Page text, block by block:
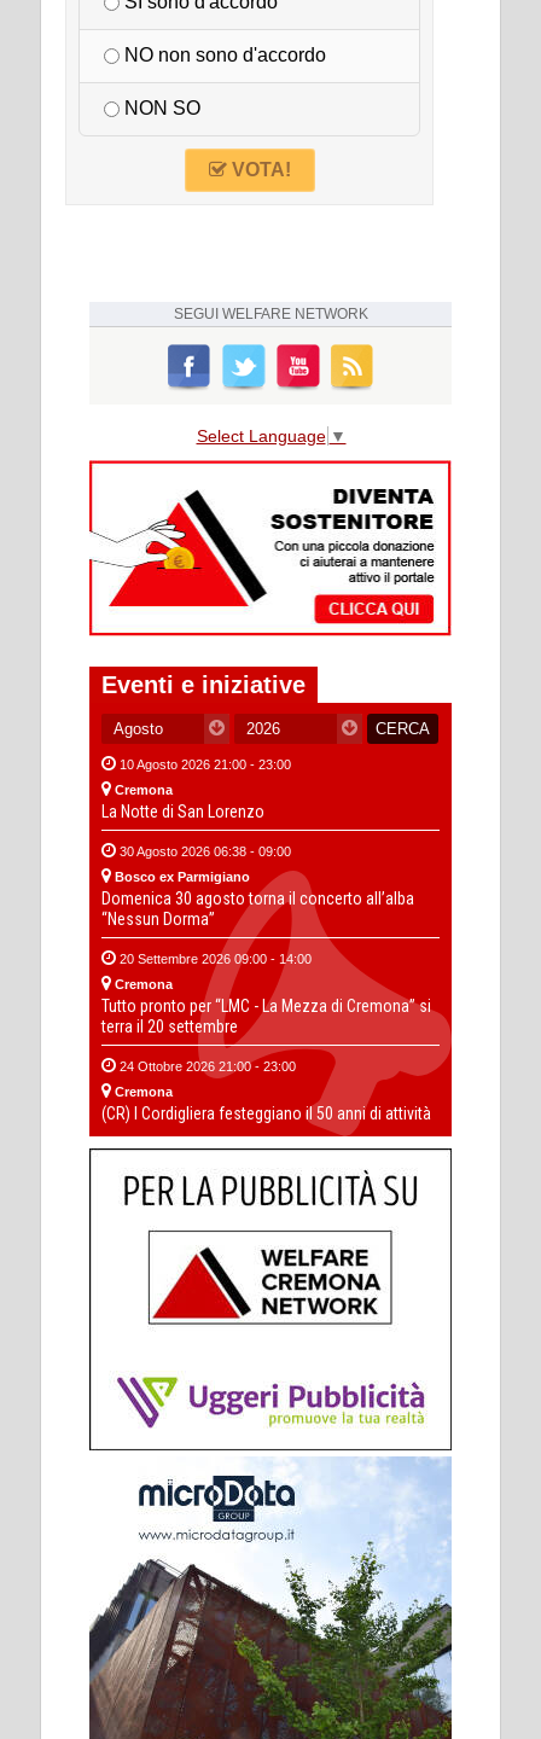
NO non sono d'accordo
NON SO
VOTA!
SEGUI WELFARE NETWORK
Select Language ▼
Eventi e iniziative
10 Agosto 2026 21:00 - 23:00
Cremona
La Notte di San Lorenzo
30 Agosto 2026 06:38 - 09:00
Bosco ex Parmigiano
Domenica 30 agosto torna il concerto all’alba
“Nessun Dorma”
20 Settembre 2026 09:00 - 14:00
Cremona
Tutto pronto per “LMC - La Mezza di Cremona” si
terra il 20 settembre
24 Ottobre 2026 21:00 - 23:00
Cremona
(CR) I Cordigliera festeggiano il 50 anni di attività